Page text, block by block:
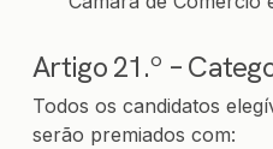
Artigo 21.º –
Todos os candidatos
serão premiados com: